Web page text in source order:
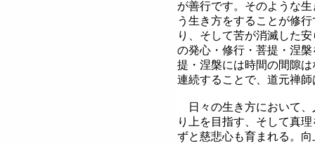
が善行です。そのような
う生き方をすることが修
り、そして苦が消滅した
の発心・修行・菩提・涅
提・涅槃には時間の間隙
連続することで、道元禅
日々の生き方において、
り上を目指す、そして真
ずと慈悲心も育まれる。